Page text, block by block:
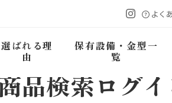
よく
選ばれる理
由
保有設備・金型一
覧
品検索ログ